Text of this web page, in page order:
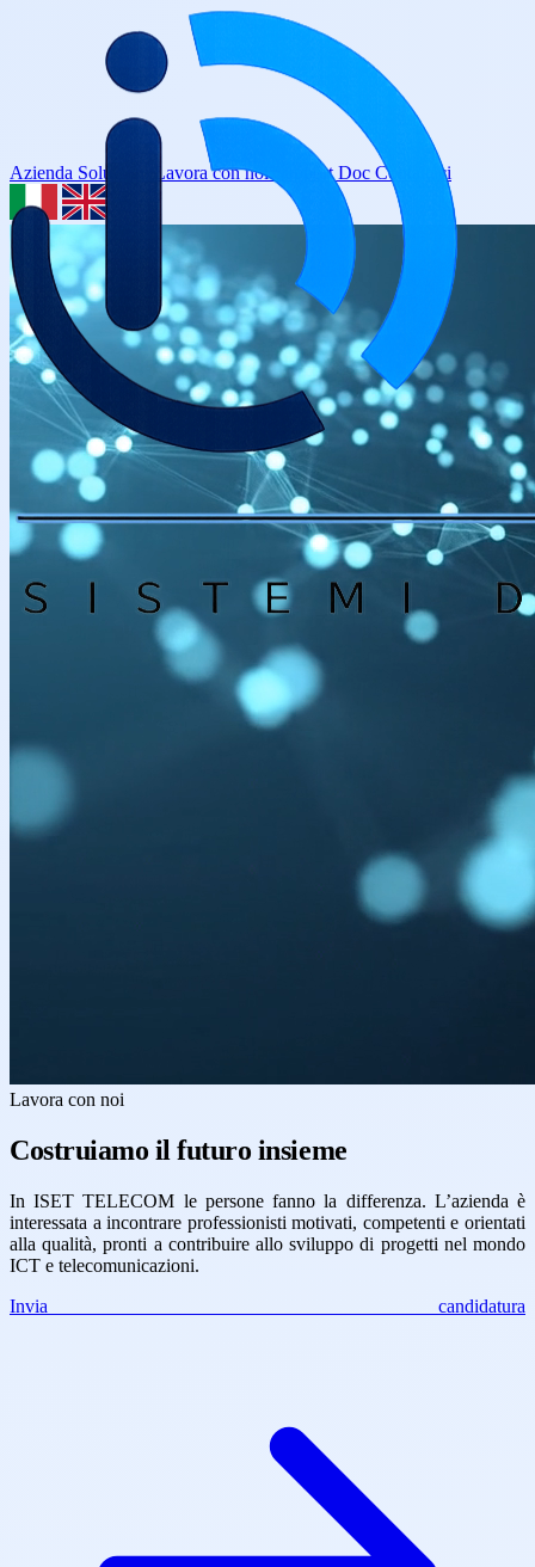
Lavora con noi Contattaci
Azienda Soluzioni Lavora con noi SupportDoc Contattaci
Lavora con noi
Costruiamo il futuro insieme
In ISET TELECOM le persone fanno la differenza. L’azienda è
interessata a incontrare professionisti motivati, competenti e orientati
alla qualità, pronti a contribuire allo sviluppo di progetti nel mondo
ICT e telecomunicazioni.
Invia candidatura